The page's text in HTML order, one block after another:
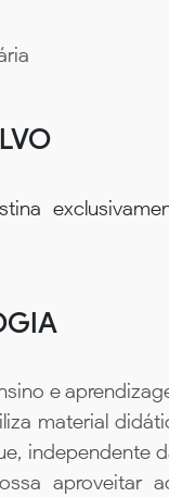
e
material
independente
aproveitar